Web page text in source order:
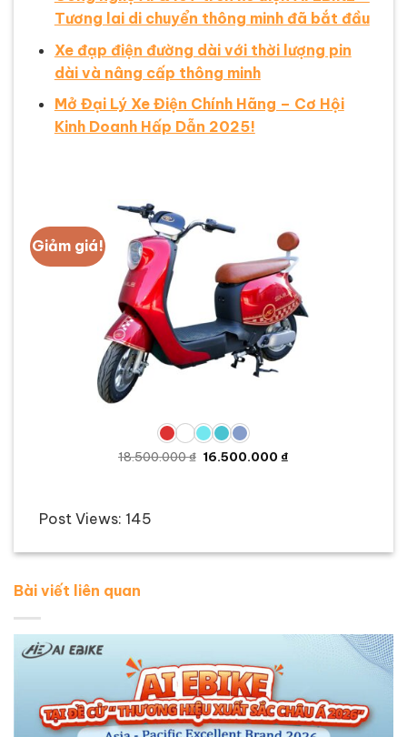
Tương lai di chuyển thông minh đã bắt đầu
Xe đạp điện đường dài với thời lượng pin
dài và nâng cấp thông minh
Mở Đại Lý Xe Điện Chính Hãng – Cơ Hội
Kinh Doanh Hấp Dẫn 2025!
Giảm giá!
18.500.000₫ Giá
16.500.000₫
Post Views: 145
Bài viết liên quan